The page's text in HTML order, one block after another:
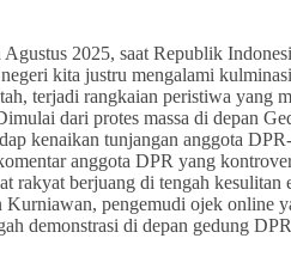
2025, saat Republik
kita justru mengalami
terjadi rangkaian peristiwa yang
dari protes massa di depan
kenaikan tunjangan anggota
anggota DPR yang
rakyat berjuang di tengah kesulitan
pengemudi ojek online
demonstrasi di depan gedung